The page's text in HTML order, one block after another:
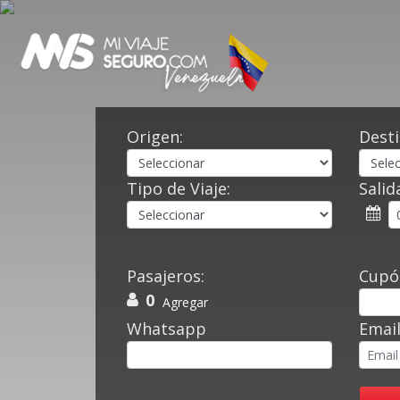
Origen:
Tipo de Viaje:
Pasajeros:
0 Agregar
Whatsapp Email